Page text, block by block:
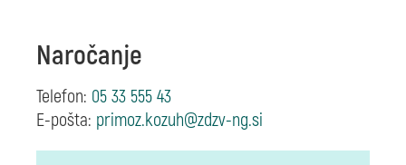
Naročanje
Telefon: 05 33 555 43
E-pošta: